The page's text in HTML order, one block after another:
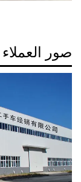
صور العملاء